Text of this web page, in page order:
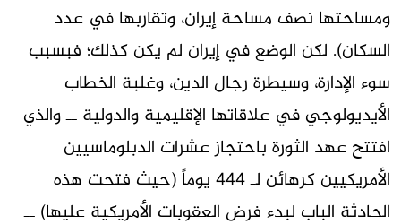
ومساحتها نصف مساحة إيران، وتقاربها في عدد
السكان). لكن الوضع في إيران لم يكن كذلك؛ فبسبب
سوء الإدارة، وسيطرة رجال الدين، وغلبة الخطاب
الأيديولوجي في علاقاتها الإقليمية والدولية ــ والذي
افتتح عهد الثورة باحتجاز عشرات الدبلوماسيين
الأمريكيين كرهائن لـ 444 يوماً (حيث فتحت هذه
الحادثة الباب لبدء فرض العقوبات الأمريكية عليها) ــ